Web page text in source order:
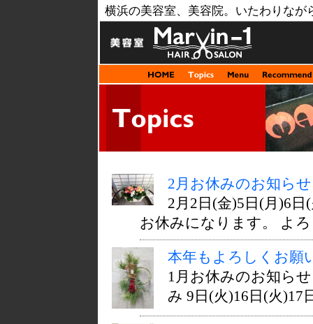
横浜の美容室、美容院。いたわりな
2月お休みのお知らせ
2月2日(金)5日(月)6
お休みになります。 よ
本年もよろしくお願
1月お休みのお知ら
み 9日(火)16日(火)17